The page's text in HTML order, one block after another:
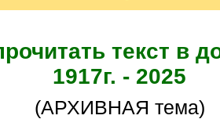
текст в
1917г. - 2025
(АРХИВНАЯ тема)